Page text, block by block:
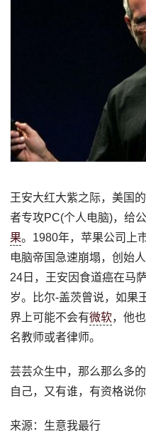
王安大红大紫之际，美国
者专攻PC(个人电脑)，给
果。1980年，苹果公司上
电脑帝国急速崩塌，创始
24日，王安因食道癌在马
岁。比尔-盖茨曾说，如果
界上可能不会有微软，他
名教师或者律师。
芸芸众生中，那么那么多
自己，又有谁，有资格说
来源：生意我最行